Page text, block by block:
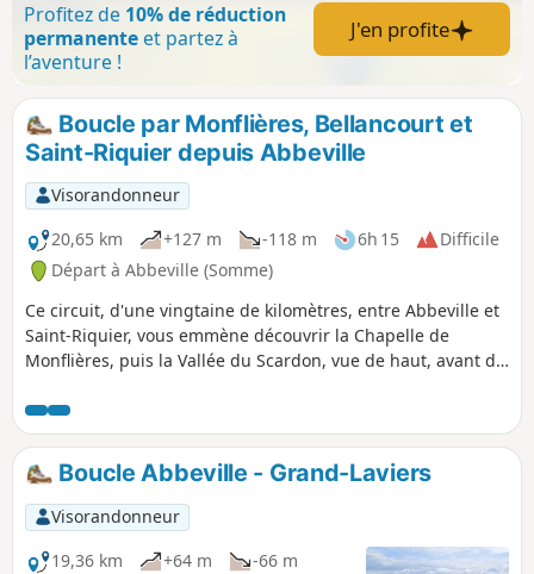
Profitez de 10% de réduction
permanenteet partez à
l’aventure !
J'en profite
Boucle par Monflières, Bellancourt et
Saint-Riquier depuis Abbeville
Visorandonneur
20,65 km
+127 m -118 m 6h 15
Difficile
Départ à Abbeville (Somme)
Ce circuit, d'une vingtaine de kilomètres, entre Abbeville et
Saint-Riquier, vous emmène découvrir la Chapelle de
Monflières, puis la Vallée du Scardon, vue de haut, avant de
Boucle Abbeville - Grand-Laviers
Visorandonneur
19,36 km
+64 m
-66 m